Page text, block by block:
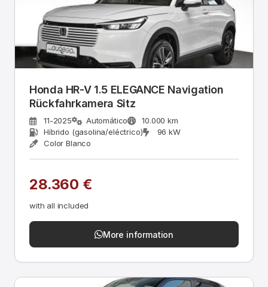
Honda HR-V 1.5 ELEGANCE Navigation
Rückfahrkamera Sitz
11-2025 Automático
10.000 km
Híbrido (gasolina/eléctrico)
96 kW
Color Blanco
28.360 €
with all included
More information